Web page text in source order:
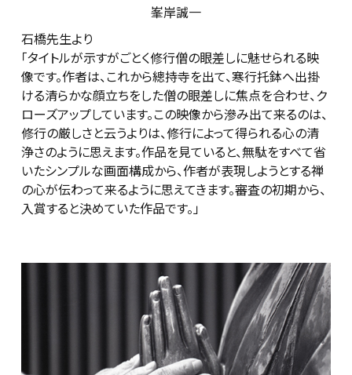
峯岸誠一
石橋先生より
「タイトルが示すがごとく修行僧の眼差しに魅せられる映
像です。作者は、これから總持寺を出て、寒行托鉢へ出掛
ける清らかな顔立ちをした僧の眼差しに焦点を合わせ、ク
ローズアップしています。この映像から滲み出て来るのは、
修行の厳しさと云うよりは、修行によって得られる心の清
浄さのように思えます。作品を見ていると、無駄をすべて省
いたシンプルな画面構成から、作者が表現しようとする禅
の心が伝わって来るように思えてきます。審査の初期から、
入賞すると決めていた作品です。」